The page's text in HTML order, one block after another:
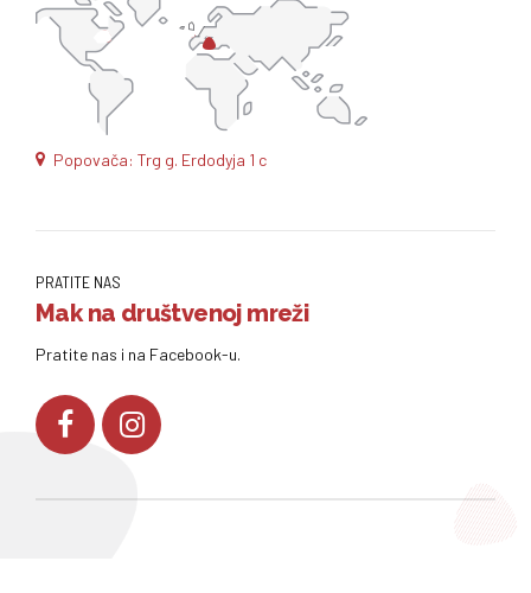
Popovača: Trg g. Erdodyja 1 c
PRATITE NAS
Mak na društvenoj mreži
Pratite nas i na Facebook-u.